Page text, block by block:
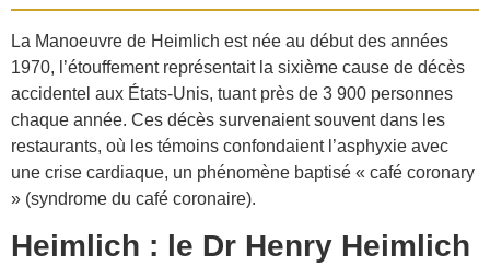
La Manoeuvre de Heimlich est née au début des années
1970, l’étouffement représentait la sixième cause de décès
accidentel aux États-Unis, tuant près de 3 900 personnes
chaque année. Ces décès survenaient souvent dans les
restaurants, où les témoins confondaient l’asphyxie avec
une crise cardiaque, un phénomène baptisé « café coronary
» (syndrome du café coronaire).
Heimlich : le Dr Henry Heimlich